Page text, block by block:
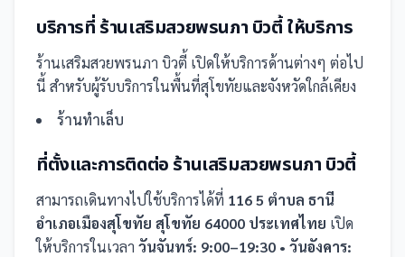
บริการที่ ร้านเสริมสวยพรนภา บิวตี้ ให้บริการ
ร้านเสริมสวยพรนภา บิวตี้ เปิดให้บริการด้านต่างๆ ต่อไป
นี้ สำหรับผู้รับบริการในพื้นที่สุโขทัยและจังหวัดใกล้เคียง
ร้านทำเล็บ
ที่ตั้งและการติดต่อ ร้านเสริมสวยพรนภา บิวตี้
สามารถเดินทางไปใช้บริการได้ที่ 116 5 ตำบล ธานี
อำเภอเมืองสุโขทัย สุโขทัย 64000 ประเทศไทย เปิด
ให้บริการในเวลา วันจันทร์: 9:00–19:30 • วันอังคาร: